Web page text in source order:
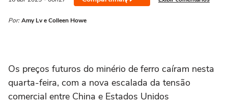
Por: Amy Lv e Colleen Howe
Os preços futuros do minério de ferro caíram nesta
quarta-feira, com a nova escalada da tensão
comercial entre China e Estados Unidos